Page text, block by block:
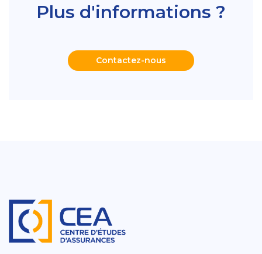
Plus d'informations ?
Contactez-nous